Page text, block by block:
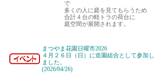
で
多くの人に庭を見てもらうため
合計４台の軽トラの荷台に
庭空間が展開されます。
まつやま花園日曜市2026
４月２６日（日）に造園組合として参加し
ました。
(2026/04/26)